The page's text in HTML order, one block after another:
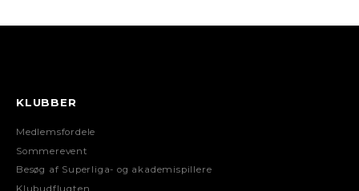
KLUBBER
Medlemsfordele
Sommerevent
Besøg af Superliga- og akademispillere